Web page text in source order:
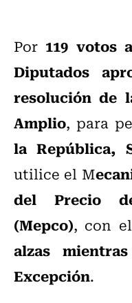
Por 119 votos
Diputados
resolución de
Amplio, para
la República,
utilice el M
del Precio
(Mepco), con
alzas
Excepción.